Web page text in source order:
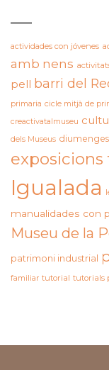
actividades con jóvenes
amb nens
pell barri del
primaria cicle mitjà de
creactivatalmuseu
dels Museus
Igualada
manualidades con
Museu de la
patrimoni industrial
familiar tutorial tutorials